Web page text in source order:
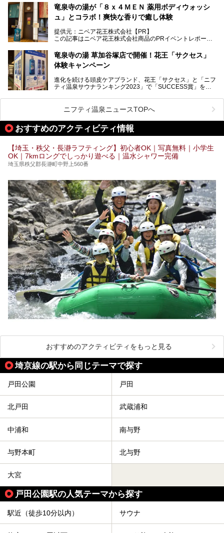
ど、ユニークなポイントがいっぱい！
オープン前取材に行ってきましたので、早速どこより詳しく
紹介しちゃいます！
読者モデルやインスタグラマーとして活躍している、美容＆
スパ大好きの畑瀬愛さんと取材してきました。
提供元：ニベア花王株式会社【PR】
この記事はニベア花王株式会社商品のPRイベントレポート
竜泉寺の湯が「８ｘ４ＭＥＮ 薬用ボディウォッシ
ュ」とコラボ！爽快な香りで癒し体験
提供元：ニベア花王株式会社【PR】
この記事はニベア花王株式会社商品のPRイベントレポート
ーーー
注目のボディウォッシュアイテム「８ｘ４ＭＥＮ 薬用ボデ
全国総合2位にランクインした人気温浴施設「竜泉寺の湯 草
加谷塚店」がコラボイベントを期間限定で開催中ということ
気になるその内容をチェックしてきました！
竜泉寺の湯 草加谷塚店で開催！花王「サクセス」
体験キャンペーン
進化を続ける頭皮ケアブランド、花王「サクセス」と「ニフ
ティ温泉サウナランキング2023」で「SUCCESS賞」を獲
ベントを開催。
早速訪問し、気になるその内容を取材してきました！
───
提供元：花王株式会社【PR】
す。
ニフティ温泉ニュースTOPへ
おすすめのアクティビティ情報
【埼玉・秩父・長瀞ラフティング】初心者OK｜写真無料｜小学生
OK｜7kmロングでしっかり遊べる｜温水シャワー完備
埼玉県秩父郡長瀞町中野上560番
おすすめのアクティビティをもっと見る
埼京線の駅から同じテーマで探す
戸田公園 戸田
北戸田 武蔵浦和
中浦和 南与野
与野本町 北与野
大宮
戸田公園駅の人気テーマから探す
駅近（徒歩10分以内） サウナ